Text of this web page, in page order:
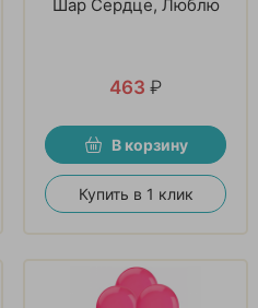
Шар Сердце, Люблю
463 ₽
В корзину
Купить в 1 клик